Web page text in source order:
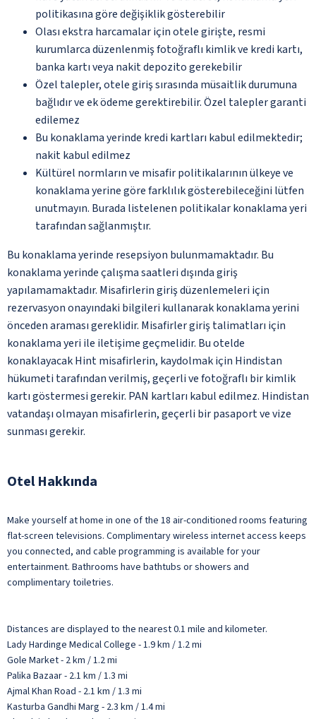
politikasına göre değişiklik gösterebilir
Olası ekstra harcamalar için otele girişte, resmi
kurumlarca düzenlenmiş fotoğraflı kimlik ve kredi kartı,
banka kartı veya nakit depozito gerekebilir
Özel talepler, otele giriş sırasında müsaitlik durumuna
bağlıdır ve ek ödeme gerektirebilir. Özel talepler garanti
edilemez
Bu konaklama yerinde kredi kartları kabul edilmektedir;
nakit kabul edilmez
Kültürel normların ve misafir politikalarının ülkeye ve
konaklama yerine göre farklılık gösterebileceğini lütfen
unutmayın. Burada listelenen politikalar konaklama yeri
tarafından sağlanmıştır.
Bu konaklama yerinde resepsiyon bulunmamaktadır. Bu
konaklama yerinde çalışma saatleri dışında giriş
yapılamamaktadır. Misafirlerin giriş düzenlemeleri için
rezervasyon onayındaki bilgileri kullanarak konaklama yerini
önceden araması gereklidir. Misafirler giriş talimatları için
konaklama yeri ile iletişime geçmelidir. Bu otelde
konaklayacak Hint misafirlerin, kaydolmak için Hindistan
hükumeti tarafından verilmiş, geçerli ve fotoğraflı bir kimlik
kartı göstermesi gerekir. PAN kartları kabul edilmez. Hindistan
vatandaşı olmayan misafirlerin, geçerli bir pasaport ve vize
sunması gerekir.
Otel Hakkında
Make yourself at home in one of the 18 air-conditioned rooms featuring
flat-screen televisions. Complimentary wireless internet access keeps
you connected, and cable programming is available for your
entertainment. Bathrooms have bathtubs or showers and
complimentary toiletries.
Distances are displayed to the nearest 0.1 mile and kilometer.
Lady Hardinge Medical College - 1.9 km / 1.2 mi
Gole Market - 2 km / 1.2 mi
Palika Bazaar - 2.1 km / 1.3 mi
Ajmal Khan Road - 2.1 km / 1.3 mi
Kasturba Gandhi Marg - 2.3 km / 1.4 mi